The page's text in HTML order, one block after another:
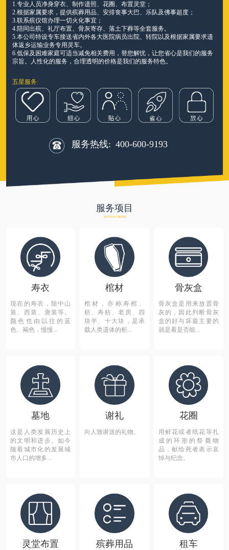
1.专业人员净身穿衣、制作遗照、花圈、布置灵堂；
2.根据家属要求，提供殡葬用品、安排丧事大巴、乐队及佛事超度；
3.联系殡仪馆办理一切火化事宜；
4.陪同出殡、礼厅布置、骨灰寄存、落土下葬等全套服务。
5.本公司特设专车接送省内外各大医院病员出院、转院以及根据家属要求遗
体返乡运输业务专用灵车。
6.低保及困难家庭可适当减免相关费用，替您解忧，让您省心是我们的服务
宗旨。人性化的服务，合理透明的价格是我们的服务特色。
五星服务:
服务热线: 400-600-9193
服务项目
service items
寿衣
现在的寿衣，除中山
装、西装、唐装等。
颜色也由以往的蓝
色、褐色，慢慢...
棺材
棺材，亦称寿棺、
枋、寿枋、老房、四
块半、十大块，是承
载人类遗体的柜...
骨灰盒
骨灰盒是用来放置骨
灰的，因此判断骨灰
盒的好与坏最主要的
就是看是否能...
墓地
这是人类发展历史上
的文明和进步。如今
随着城市化的发展城
市人口的增多...
谢礼
向人致谢送的礼物。
花圈
用鲜花或者纸花等扎
成的环形的祭奠物
品，献给死者表示哀
悼与纪念。
灵堂布置 殡葬用品 租车